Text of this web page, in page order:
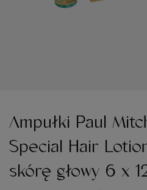
Ampułki Paul
Special Hair
skórę głowy 6 x